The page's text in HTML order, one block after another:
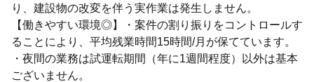
り、建設物の改変を伴う実作業は発生しません。
【働きやすい環境◎】・案件の割り振りをコントロールす
ることにより、平均残業時間15時間/月が保てています。
・夜間の業務は試運転期間（年に1週間程度）以外は基本
ございません。